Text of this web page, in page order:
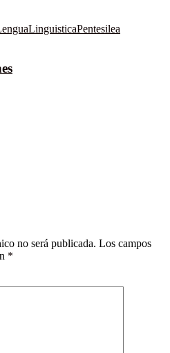
LinguisticaPentesilea
no será publicada. Los campos
*